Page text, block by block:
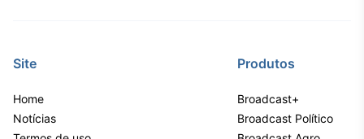
Site
Home
Notícias
Produtos
Broadcast+
Broadcast Político